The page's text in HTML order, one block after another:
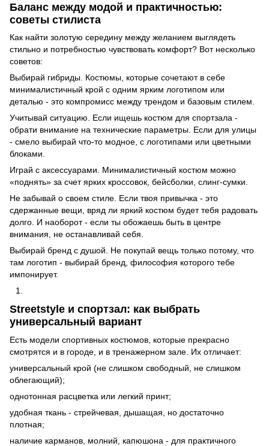
Баланс между модой и практичностью:
советы стилиста
Как найти золотую середину между желанием выглядеть
стильно и потребностью чувствовать комфорт? Вот несколько
советов:
Выбирай гибриды. Костюмы, которые сочетают в себе
минималистичный крой с одним ярким логотипом или
деталью - это компромисс между трендом и базовым стилем.
Учитывай ситуацию. Если ищешь костюм для спортзала -
обрати внимание на технические параметры. Если для улицы
- смело выбирай что-то модное, с логотипами или цветными
блоками.
Играй с аксессуарами. Минималистичный костюм можно
«поднять» за счет ярких кроссовок, бейсболки, слинг-сумки.
Не забывай о своем стиле. Если твоя привычка - это
сдержанные вещи, вряд ли яркий костюм будет тебя радовать
долго. И наоборот - если ты обожаешь быть в центре
внимания, не останавливай себя.
Выбирай бренд с душой. Не покупай вещь только потому, что
там логотип - выбирай бренд, философия которого тебе
импонирует.
Streetstyle и спортзал: как выбрать
универсальный вариант
Есть модели спортивных костюмов, которые прекрасно
смотрятся и в городе, и в тренажерном зале. Их отличает:
универсальный крой (не слишком свободный, не слишком
облегающий);
однотонная расцветка или легкий принт;
удобная ткань - стрейчевая, дышащая, но достаточно
плотная;
наличие карманов, молний, капюшона - для практичного